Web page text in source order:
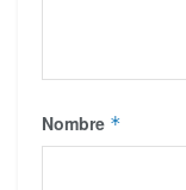
Nombre *